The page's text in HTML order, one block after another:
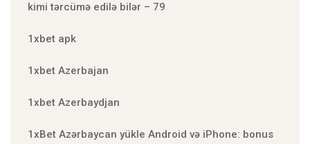
kimi tərcümə edilə bilər – 79
1xbet apk
1xbet Azerbajan
1xbet Azerbaydjan
1xBet Azərbaycan yükle Android və iPhone: bonus